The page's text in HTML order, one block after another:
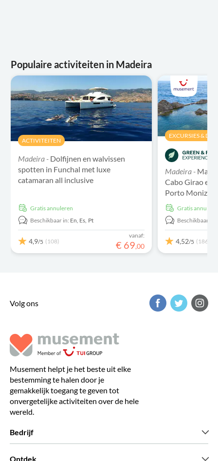
Populaire activiteiten in Madeira
ACTIVITEITEN
Madeira - Dolfijnen en walvissen
spotten in Funchal met luxe
catamaran all inclusive
Gratis annuleren
Beschikbaar in: En, Es, Pt
4,9/5 (108)
vanaf:
€ 69,00
EXCURSIES &
Madeira -
Cabo Girao en
Porto Moniz
Gratis
Beschikbaar in:
4,52/5 (1865)
Volg ons
Musement helpt je het beste uit elke
bestemming te halen door je
gemakkelijk toegang te geven tot
onvergetelijke activiteiten over de hele
wereld.
Bedrijf
Ontdek